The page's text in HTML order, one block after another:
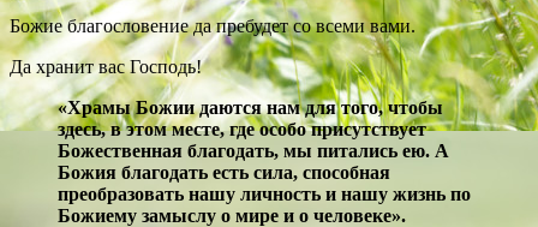
Божие благословение да пребудет со всеми вами.
Да хранит вас Господь!
«Храмы Божии даются нам для того, чтобы
здесь, в этом месте, где особо присутствует
Божественная благодать, мы питались ею. А
Божия благодать есть сила, способная
преобразовать нашу личность и нашу жизнь по
Божиему замыслу о мире и о человеке».